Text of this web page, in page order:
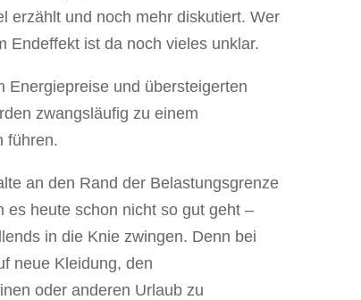
erzählt und noch mehr diskutiert. Wer
Endeffekt ist da noch vieles unklar.
Energiepreise und übersteigerten
zwangsläufig zu einem
führen.
an den Rand der Belastungsgrenze
es heute schon nicht so gut geht –
in die Knie zwingen. Denn bei
neue Kleidung, den
oder anderen Urlaub zu